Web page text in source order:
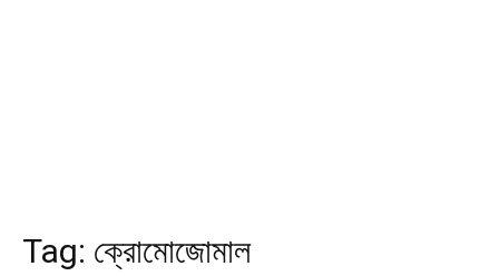
Tag: ক্রোমোজোমাল